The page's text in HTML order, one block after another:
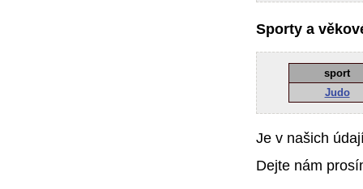
Sporty a
sport
Judo
Je v našich
Dejte nám